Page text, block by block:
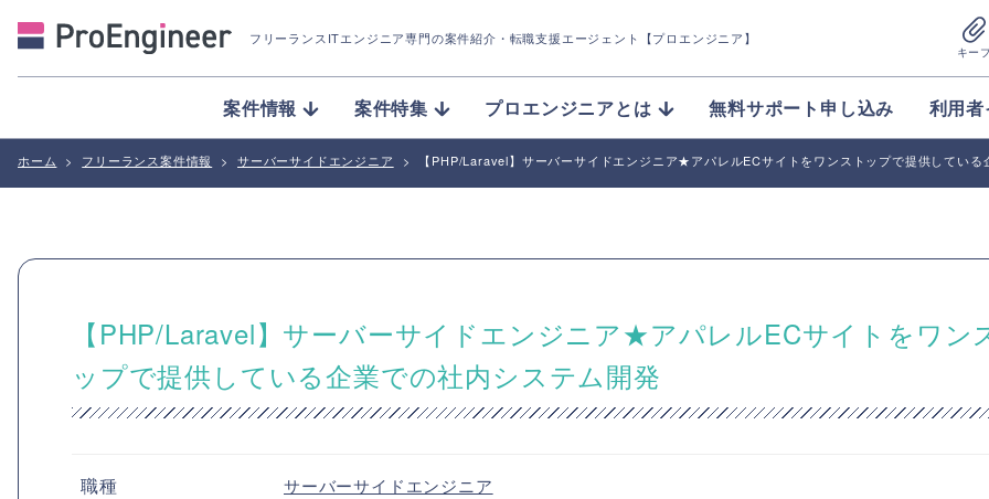
フリーランスITエンジニア専門の案件紹介 ・転職支援エージェント【プロエンジニア】
キー
案件情報 案件特集 プロエンジニアとは 無料サポート申し込み 利用
ホーム > フリーランス案件情報 > サーバーサイドエンジニア > 【PHP/Laravel】サーバーサイドエンジニア★アパレルECサイトをワンストップで提供している
【PHP/Laravel】サーバーサイドエンジニア★アパレルECサイトをワン
ップで提供している企業での社内システム開発
職種 サーバーサイドエンジニア